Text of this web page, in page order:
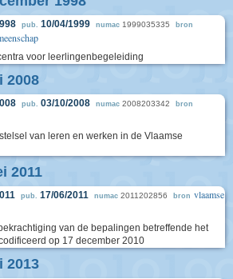
pub. 10/04/1999 numac 1999035335 bron
voor leerlingenbegeleiding
2008
pub. 03/10/2008 numac 2008203342 bron
van leren en werken in de Vlaamse
2011
pub. 17/06/2011 numac 2011202856 bron vlaamse
van de bepalingen betreffende het
op 17 december 2010
2013